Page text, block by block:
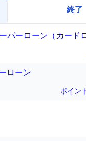
終了
パーローン（カード
ローン
ポイン